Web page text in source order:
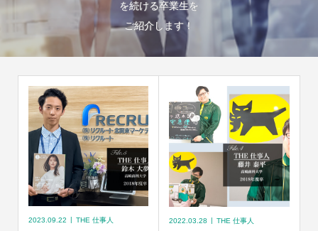
を続ける卒業生を
ご紹介します！
2023.09.22 THE 仕事人 2022.03.28 THE 仕事人